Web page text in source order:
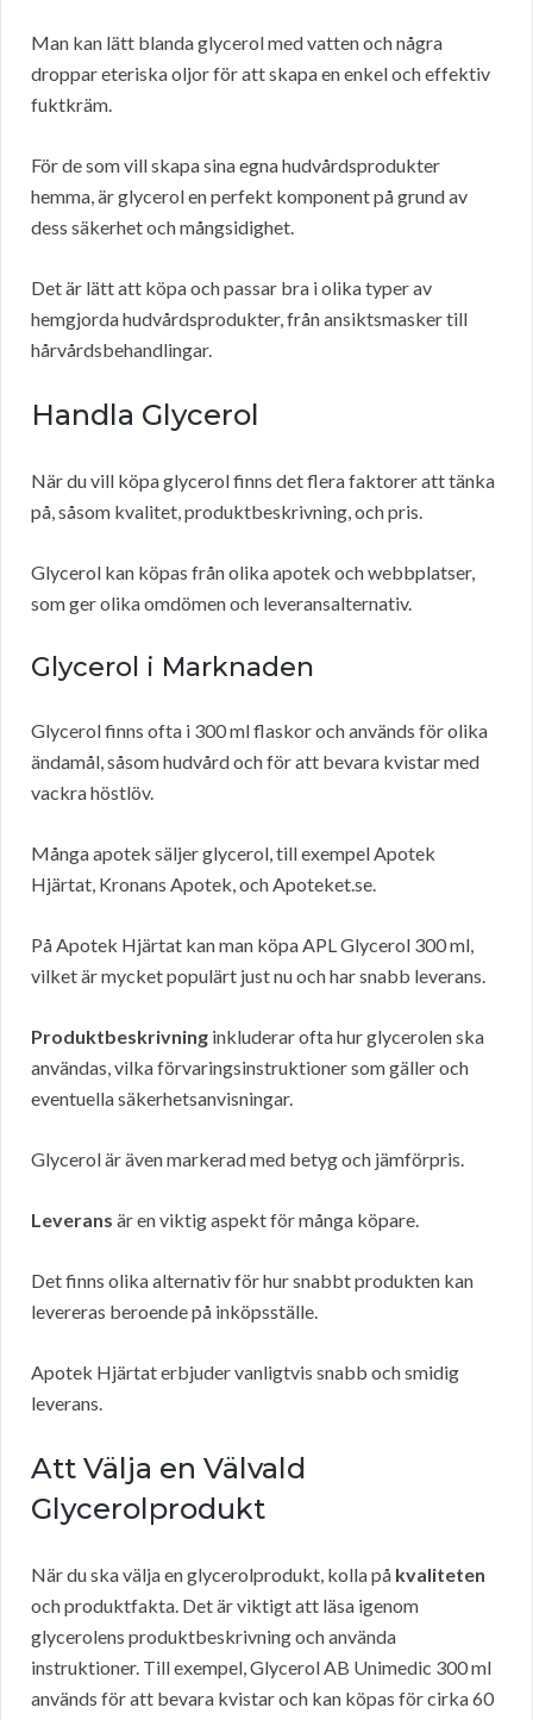
Man kan lätt blanda glycerol med vatten och några
droppar eteriska oljor för att skapa en enkel och effektiv
fuktkräm.
För de som vill skapa sina egna hudvårdsprodukter
hemma, är glycerol en perfekt komponent på grund av
dess säkerhet och mångsidighet.
Det är lätt att köpa och passar bra i olika typer av
hemgjorda hudvårdsprodukter, från ansiktsmasker till
hårvårdsbehandlingar.
Handla Glycerol
När du vill köpa glycerol finns det flera faktorer att tänka
på, såsom kvalitet, produktbeskrivning, och pris.
Glycerol kan köpas från olika apotek och webbplatser,
som ger olika omdömen och leveransalternativ.
Glycerol i Marknaden
Glycerol finns ofta i 300 ml flaskor och används för olika
ändamål, såsom hudvård och för att bevara kvistar med
vackra höstlöv.
Många apotek säljer glycerol, till exempel Apotek
Hjärtat, Kronans Apotek, och Apoteket.se.
På Apotek Hjärtat kan man köpa APL Glycerol 300 ml,
vilket är mycket populärt just nu och har snabb leverans.
Produktbeskrivning inkluderar ofta hur glycerolen ska
användas, vilka förvaringsinstruktioner som gäller och
eventuella säkerhetsanvisningar.
Glycerol är även markerad med betyg och jämförpris.
Leverans är en viktig aspekt för många köpare.
Det finns olika alternativ för hur snabbt produkten kan
levereras beroende på inköpsställe.
Apotek Hjärtat erbjuder vanligtvis snabb och smidig
leverans.
Att Välja en Välvald
Glycerolprodukt
När du ska välja en glycerolprodukt, kolla på kvaliteten
och produktfakta. Det är viktigt att läsa igenom
glycerolens produktbeskrivning och använda
instruktioner. Till exempel, Glycerol AB Unimedic 300 ml
används för att bevara kvistar och kan köpas för cirka 60